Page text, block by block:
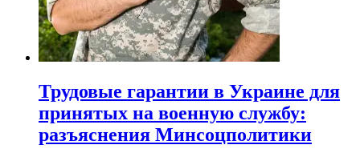
Трудовые гарантии в Украине для
принятых на военную службу:
разъяснения Минсоцполитики